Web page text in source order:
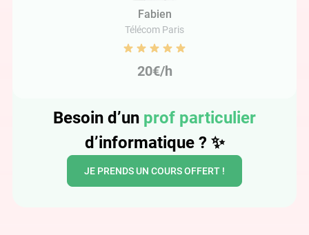
Fabien
Télécom Paris
20€/h
Besoin d’un prof particulier
d’informatique ? ✨
JE PRENDS UN COURS OFFERT !